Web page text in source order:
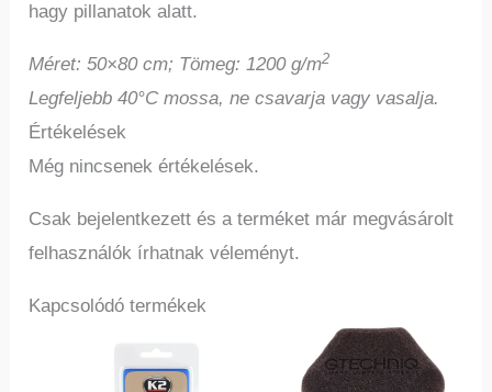
hagy pillanatok alatt.
Méret: 50×80 cm; Tömeg: 1200 g/m2
Legfeljebb 40°C mossa, ne csavarja vagy vasalja.
Értékelések
Még nincsenek értékelések.
Csak bejelentkezett és a terméket már megvásárolt
felhasználók írhatnak véleményt.
Kapcsolódó termékek